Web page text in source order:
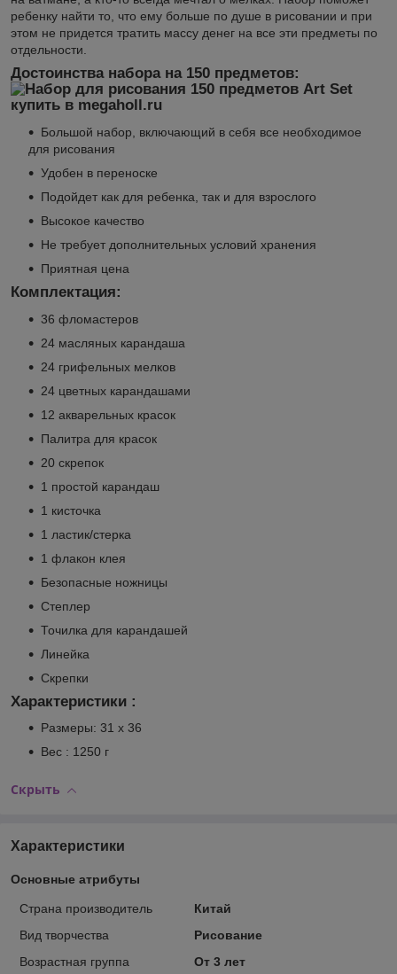
ребенку найти то, что ему больше по душе в рисовании и при
этом не придется тратить массу денег на все эти предметы по
отдельности.
Достоинства набора на 150 предметов:
Большой набор, включающий в себя все необходимое
для рисования
Удобен в переноске
Подойдет как для ребенка, так и для взрослого
Высокое качество
Не требует дополнительных условий хранения
Приятная цена
Комплектация:
36 фломастеров
24 масляных карандаша
24 грифельных мелков
24 цветных карандашами
12 акварельных красок
Палитра для красок
20 скрепок
1 простой карандаш
1 кисточка
1 ластик/стерка
1 флакон клея
Безопасные ножницы
Степлер
Точилка для карандашей
Линейка
Скрепки
Характеристики :
Размеры: 31 х 36
Вес : 1250 г
Скрыть
Характеристики
Основные атрибуты
Страна производитель
Китай
Вид творчества
Рисование
Возрастная группа
От 3 лет